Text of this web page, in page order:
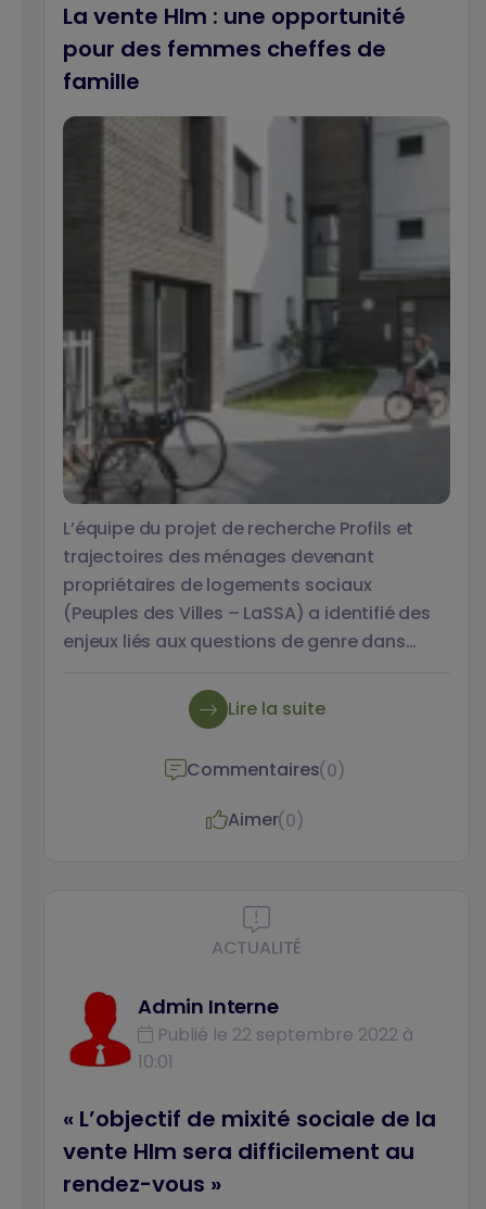
La vente Hlm : une opportunité
pour des femmes cheffes de
famille
L’équipe du projet de recherche Profils et
trajectoires des ménages devenant
propriétaires de logements sociaux
(Peuples des Villes – LaSSA) a identifié des
enjeux liés aux questions de genre dans
vente Hlm. Ces premiers éléments
d’analyse, basées sur une enquête
qualitative, ouvre d’intéressantes
perspectives. Explications avec Johanna
Lees, socio-anthropologue et chercheuse
Lire la suite
Commentaires(0)
Aimer(0)
ACTUALITÉ
Admin Interne
Publié le 22 septembre 2022 à
10:01
« L’objectif de mixité sociale de la
vente Hlm sera difficilement au
rendez-vous »